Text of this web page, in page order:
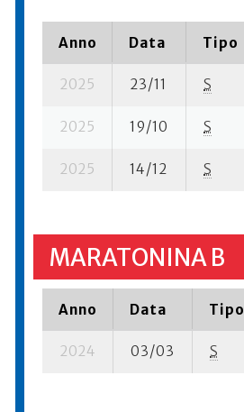
Anno Data Tipo
2025 23/11 S
2025 19/10 S
2025 14/12 S
MARATONINA B
Anno Data Tipo
2024 03/03 S